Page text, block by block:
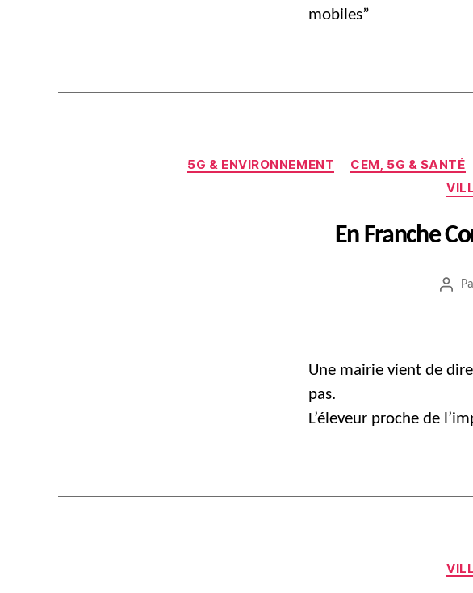
mobiles”
5G & ENVIRONNEMENT CEM, 5G & SANTÉ
En Franche
Une mairie vient de
pas.
L’éleveur proche de